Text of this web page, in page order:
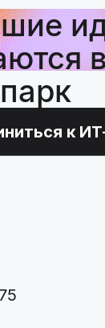
парк
к